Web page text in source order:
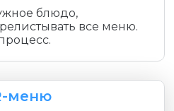
блюдо,
все меню.
меню